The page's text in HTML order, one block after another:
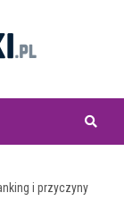
i przyczyny